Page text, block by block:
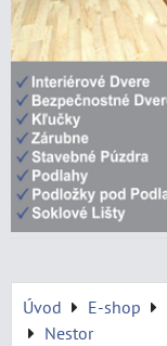
Úvod E-shop
Nestor